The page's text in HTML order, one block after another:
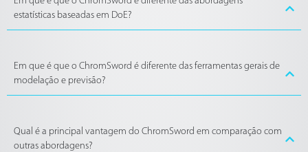
estatísticas baseadas em DoE?
Em que é que o ChromSword é diferente das ferramentas gerais de
modelação e previsão?
Qual é a principal vantagem do ChromSword em comparação com
outras abordagens?